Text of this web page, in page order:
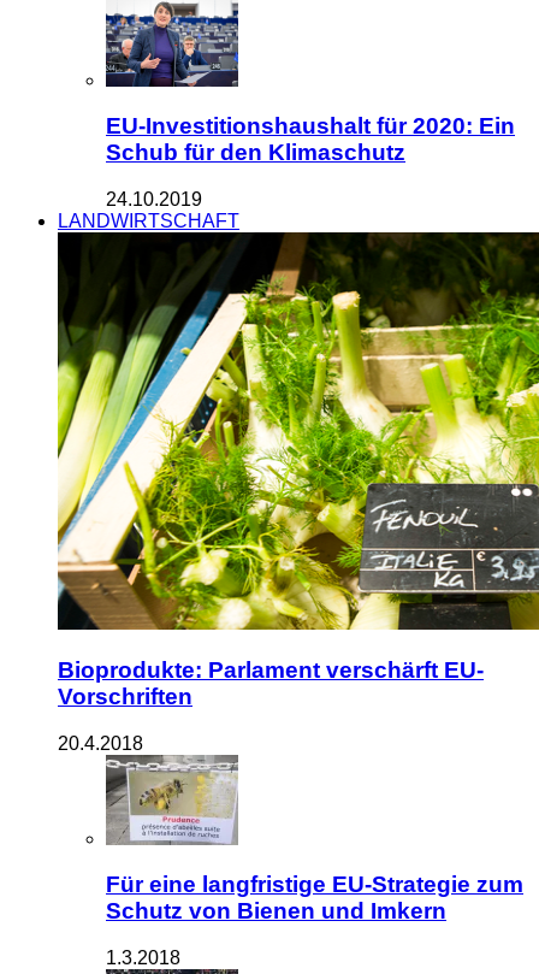
EU-Investitionshaushalt für 2020: Ein
Schub für den Klimaschutz
24.10.2019
LANDWIRTSCHAFT
Bioprodukte: Parlament verschärft EU-
Vorschriften
20.4.2018
Für eine langfristige EU-Strategie zum
Schutz von Bienen und Imkern
1.3.2018